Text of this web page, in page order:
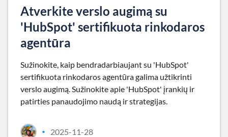
Atverkite verslo augimą su
'HubSpot' sertifikuota rinkodaros
agentūra
Sužinokite, kaip bendradarbiaujant su 'HubSpot'
sertifikuota rinkodaros agentūra galima užtikrinti
verslo augimą. Sužinokite apie 'HubSpot' įrankių ir
patirties panaudojimo naudą ir strategijas.
• 2025-11-28